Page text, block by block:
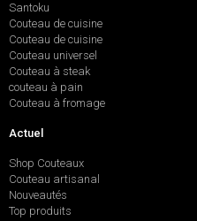
Santoku
Couteau de cuisine
Couteau de cuisine
Couteau universel
Couteau à steak
couteau à pain
Couteau à fromage
Actuel
Shop Couteaux
Couteau artisanal
Nouveautés
Top produits